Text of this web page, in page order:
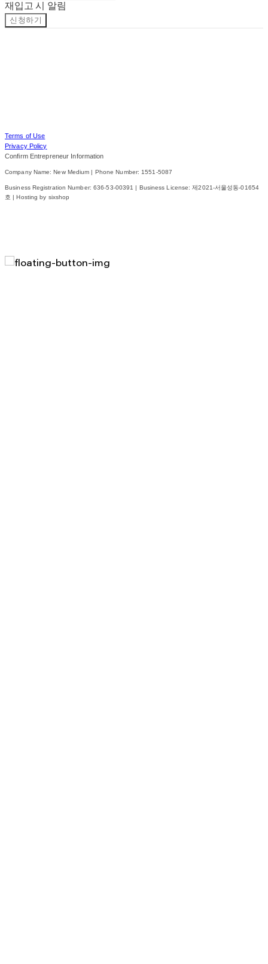
재입고 시 알림
신청하기
Terms of Use
Privacy Policy
Confirm Entrepreneur Information
Company Name: New Medium | Phone Number: 1551-5087
Business Registration Number: 636-53-00391 | Business License:제2021-서울성동-01654
호 | Hosting by sixshop